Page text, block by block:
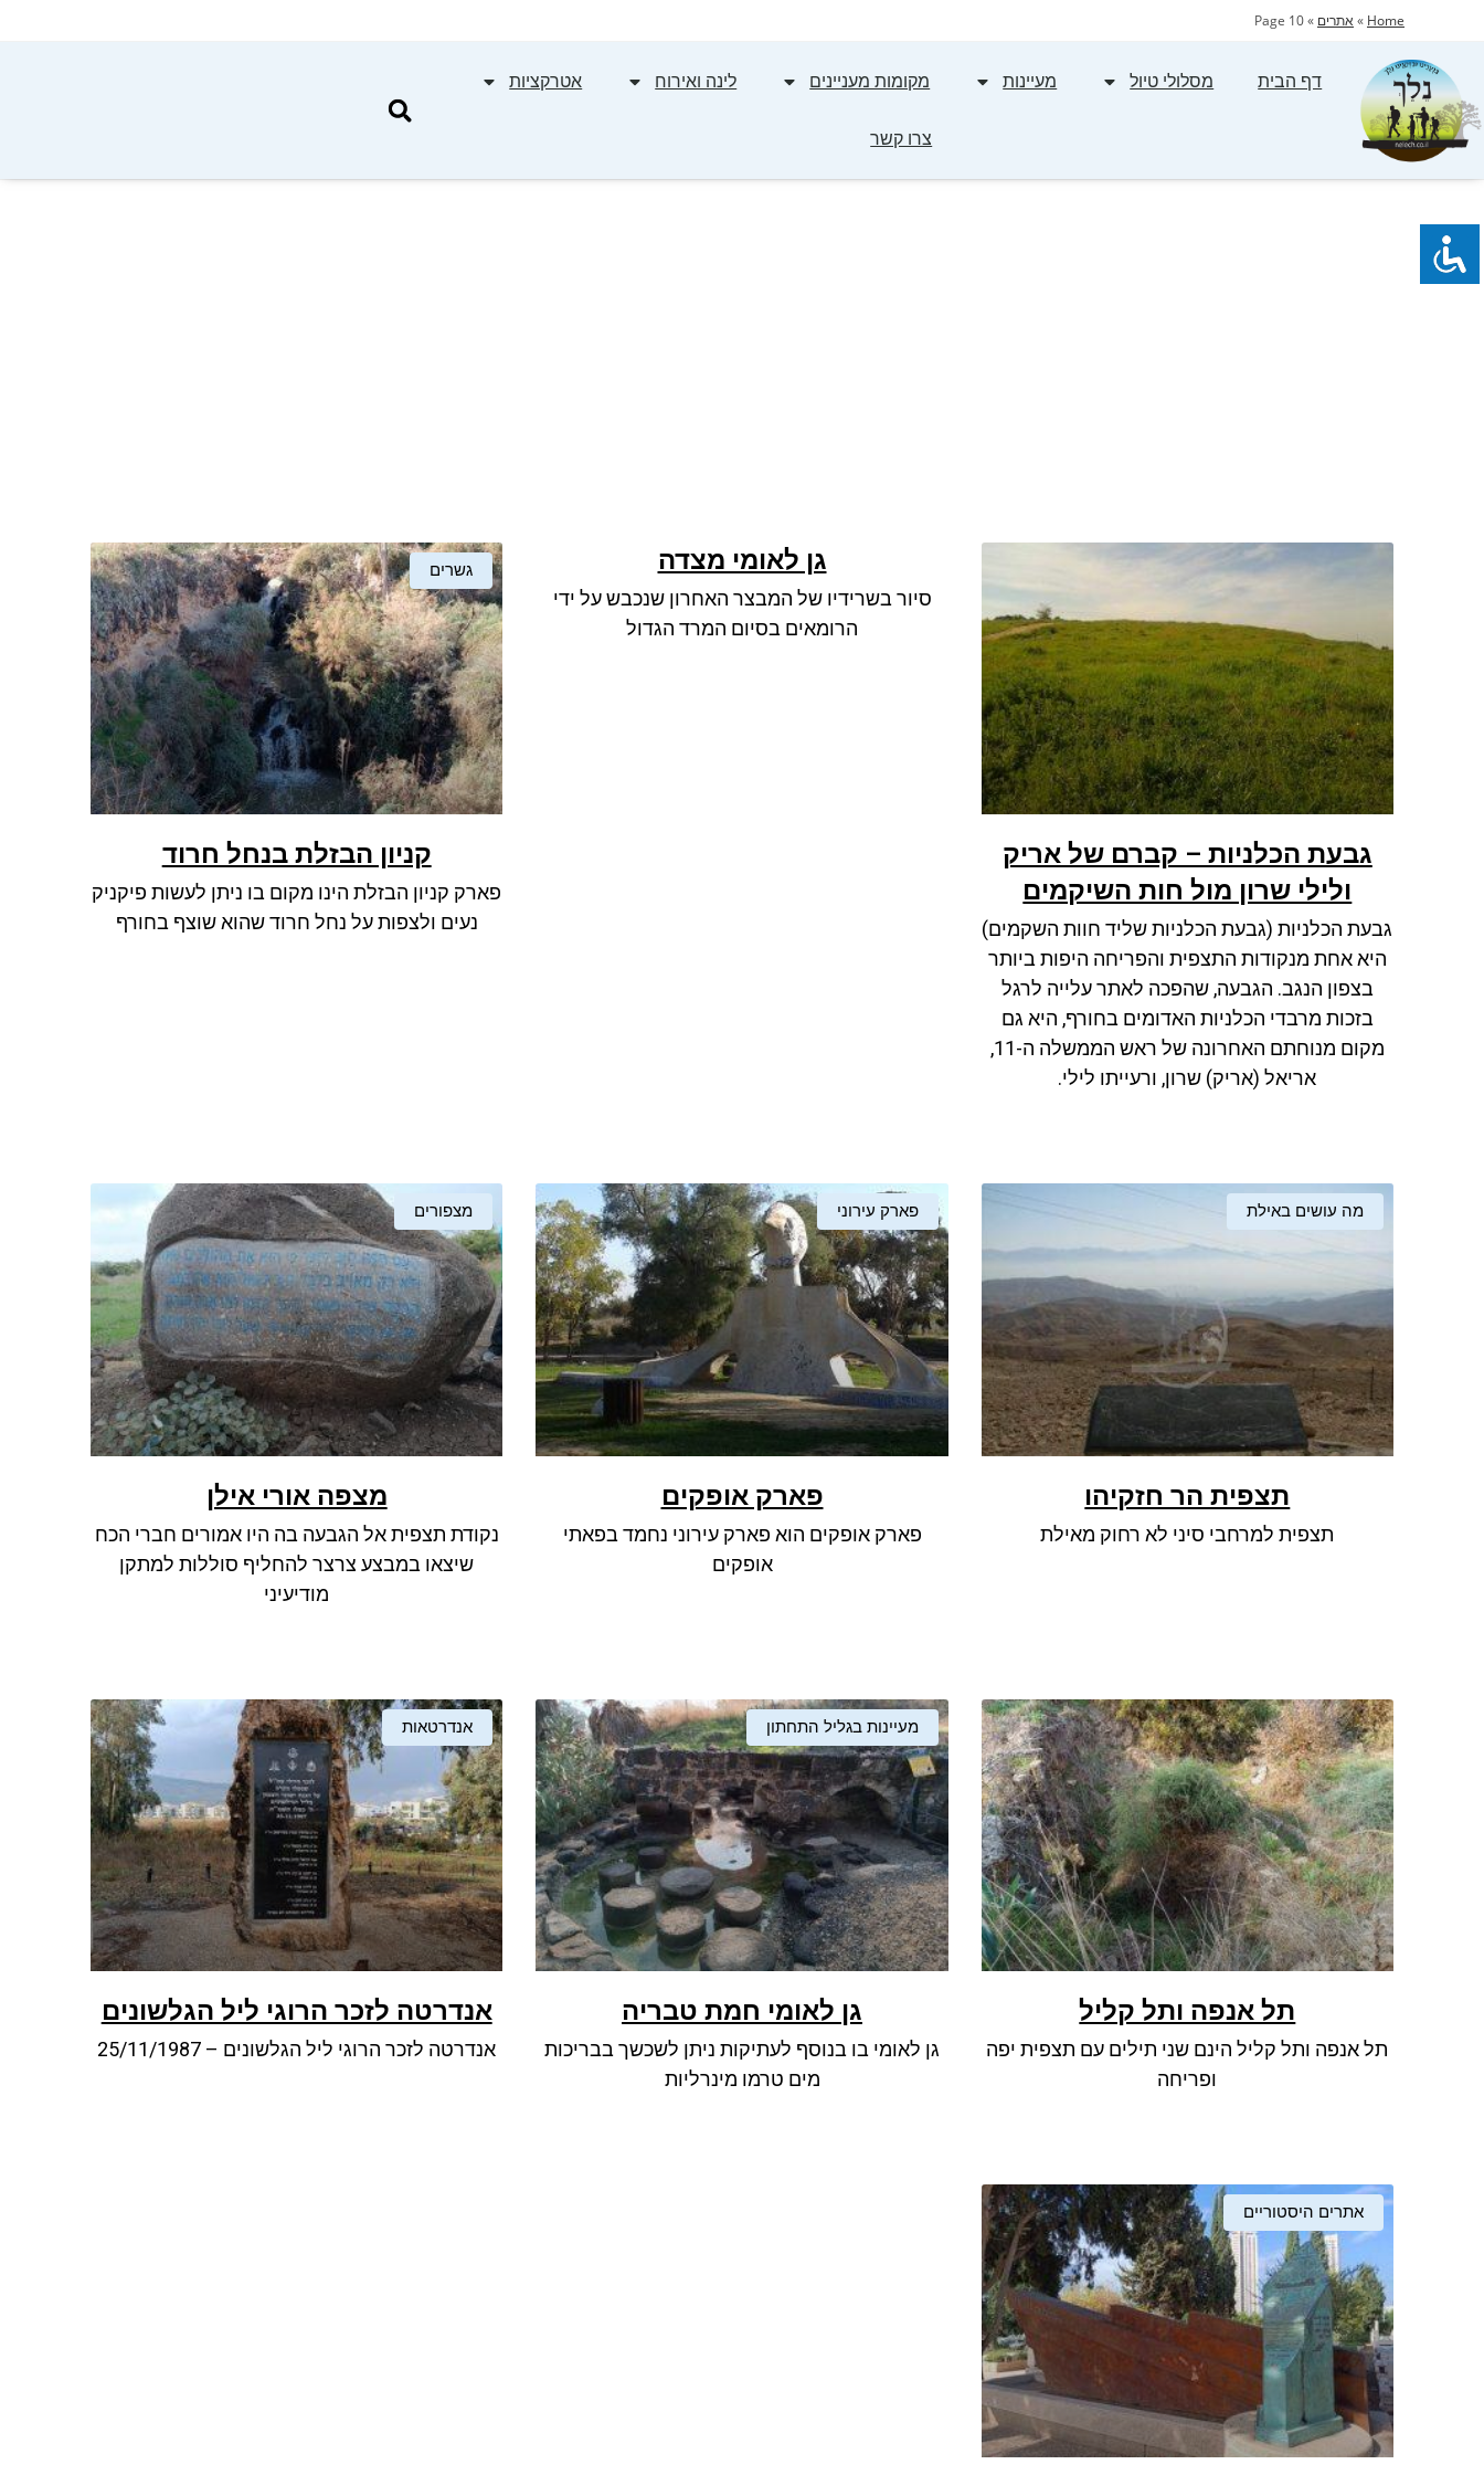
Home
» אתרים »
דף הבית מסלולי טיול מעיינות מקומות מעניינים לינה ואירוח אטרקציות
צרו קשר
גבעת הכלניות – קברם של אריק
ולילי שרון מול חות השיקמים
גבעת הכלניות (גבעת הכלניות שליד חוות השקמים)
היא אחת מנקודות התצפית והפריחה היפות ביותר
בצפון הנגב. הגבעה, שהפכה לאתר עלייה לרגל
בזכות מרבדי הכלניות האדומים בחורף, היא גם
מקום מנוחתם האחרונה של ראש הממשלה ה-11,
אריאל (אריק) שרון, ורעייתו לילי.
גן לאומי מצדה
סיור בשרידיו של המבצר האחרון שנכבש על ידי
הרומאים בסיום המרד הגדול
גשרים
קניון הבזלת בנחל חרוד
פארק קניון הבזלת הינו מקום בו ניתן לעשות פיקניק
נעים ולצפות על נחל חרוד שהוא שוצף בחורף
מה עושים באילת
תצפית הר חזקיהו
תצפית למרחבי סיני לא רחוק מאילת
פארק עירוני
פארק אופקים
פארק אופקים הוא פארק עירוני נחמד בפאתי
אופקים
מצפורים
מצפה אורי אילן
נקודת תצפית אל הגבעה בה היו אמורים חברי הכח
שיצאו במבצע צרצר להחליף סוללות למתקן
מודיעיני
תל אנפה ותל קליל
תל אנפה ותל קליל הינם שני תילים עם תצפית יפה
ופריחה
מעיינות בגליל התחתון
גן לאומי חמת טבריה
גן לאומי בו בנוסף לעתיקות ניתן לשכשך בבריכות
מים טרמו מינרליות
אנדרטאות
אנדרטה לזכר הרוגי ליל הגלשונים
אנדרטה לזכר הרוגי ליל הגלשונים – 25/11/1987
אתרים היסטוריים